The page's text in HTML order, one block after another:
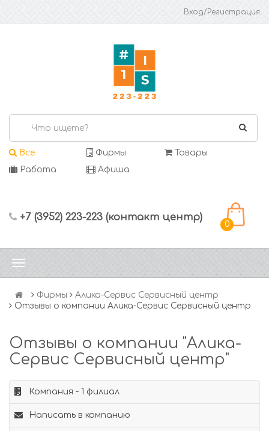
Вход/Регистрация
Все Фирмы
Товары
Работа
Афиша
+7 (3952) 223-223 (контакт центр)
0
Фирмы
Алика-Сервис Сервисный центр
Отзывы о компании Алика-Сервис Сервисный центр
Отзывы о компании "Алика-
Сервис Сервисный центр"
Компания - 1 филиал
Написать в компанию